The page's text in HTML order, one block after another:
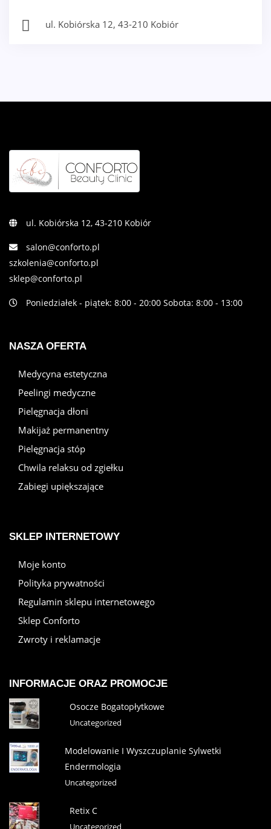
ul. Kobiórska 12, 43-210 Kobiór
ul. Kobiórska 12, 43-210 Kobiór
salon@conforto.pl
szkolenia@conforto.pl
sklep@conforto.pl
Poniedziałek - piątek: 8:00 - 20:00 Sobota: 8:00 - 13:00
NASZA OFERTA
Medycyna estetyczna
Peelingi medyczne
Pielęgnacja dłoni
Makijaż permanentny
Pielęgnacja stóp
Chwila relaksu od zgiełku
Zabiegi upiększające
SKLEP INTERNETOWY
Moje konto
Polityka prywatności
Regulamin sklepu internetowego
Sklep Conforto
Zwroty i reklamacje
INFORMACJE ORAZ PROMOCJE
Osocze Bogatopłytkowe
Uncategorized
Modelowanie I Wyszczuplanie Sylwetki
Endermologia
Uncategorized
Retix C
Uncategorized